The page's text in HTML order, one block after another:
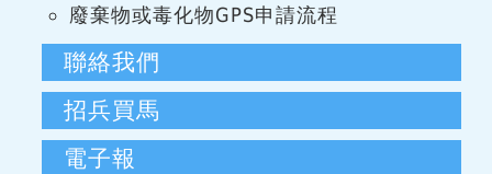
廢棄物或毒化物GPS申請流程
聯絡我們
招兵買馬
電子報